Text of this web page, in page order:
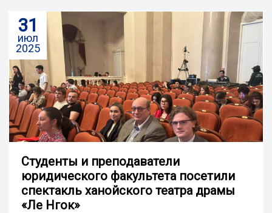
31
июл
2025
Cтуденты и преподаватели
юридического факультета посетили
спектакль ханойского театра драмы
«Ле Нгок»